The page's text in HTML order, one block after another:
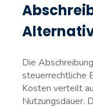
Die
steuerrechtliche
Kosten verteilt
Nutzungsdauer.